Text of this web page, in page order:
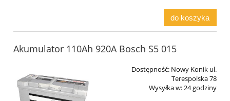
do koszyka
Akumulator 110Ah 920A Bosch S5 015
Dostępność: Nowy Konik ul.
Terespolska 78
Wysyłka w: 24 godziny